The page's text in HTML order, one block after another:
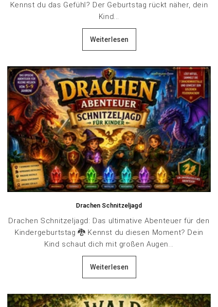
Kennst du das Gefühl? Der Geburtstag rückt näher, dein
Kind...
Weiterlesen
Drachen Schnitzeljagd
Drachen Schnitzeljagd: Das ultimative Abenteuer für den
Kindergeburtstag 🐉 Kennst du diesen Moment? Dein
Kind schaut dich mit großen Augen...
Weiterlesen